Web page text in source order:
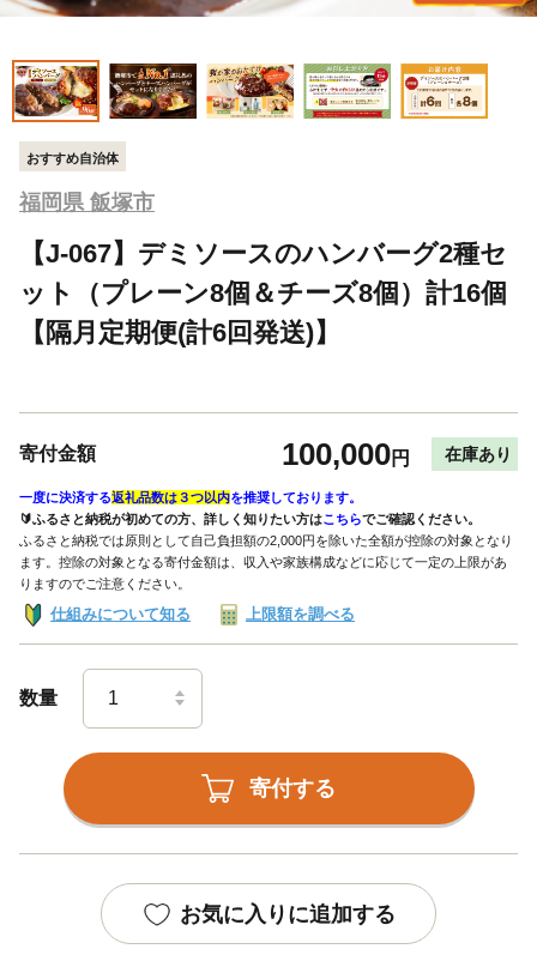
おすすめ自治体
福岡県 飯塚市
【J-067】デミソースのハンバーグ2種セ
ット（プレーン8個＆チーズ8個）計16個
【隔月定期便(計6回発送)】
寄付金額 100,000円 在庫あり
一度に決済する返礼品数は３つ以内を推奨しております。
🔰ふるさと納税が初めての方、詳しく知りたい方はこちらでご確認ください。
ふるさと納税では原則として自己負担額の2,000円を除いた全額が控除の対象となり
ます。控除の対象となる寄付金額は、収入や家族構成などに応じて一定の上限があ
りますのでご注意ください。
仕組みについて知る 上限額を調べる
数量
寄付する
お気に入りに追加する